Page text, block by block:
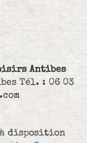
Antibes
Tél. : 06 03
disposition